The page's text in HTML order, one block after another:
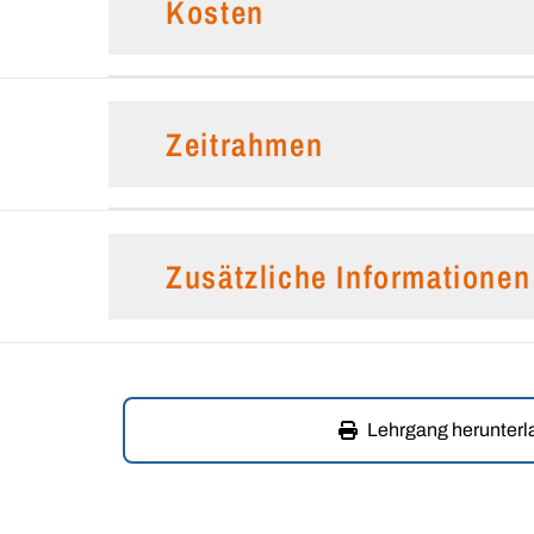
Kosten
Zeitrahmen
Zusätzliche Informationen
Lehrgang